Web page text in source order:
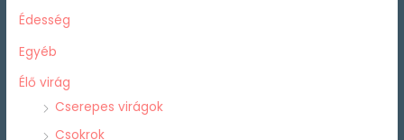
Édesség
Egyéb
Élő virág
Cserepes virágok
Csokrok